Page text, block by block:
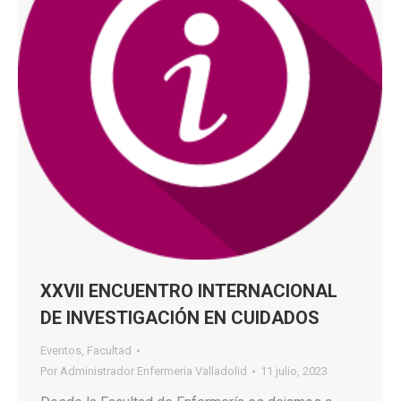
XXVII ENCUENTRO INTERNACIONAL
DE INVESTIGACIÓN EN CUIDADOS
Eventos, Facultad
Por Administrador Enfermeria Valladolid 11 julio, 2023